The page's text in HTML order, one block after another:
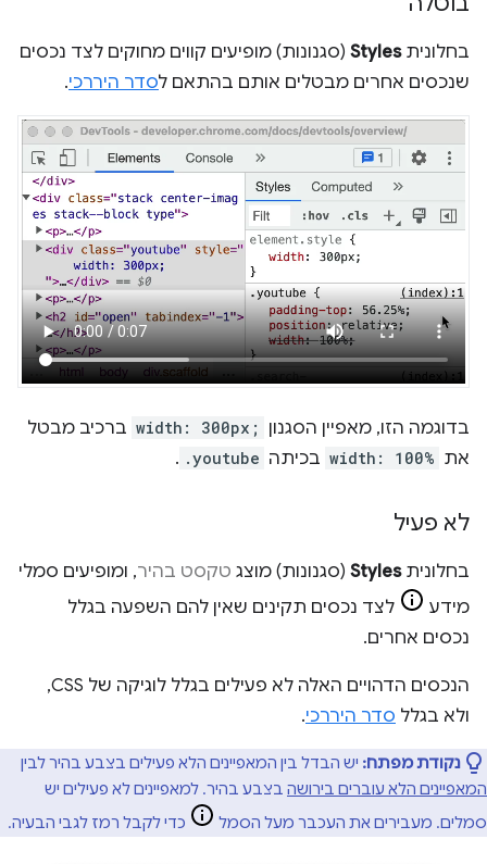
בחלוניתStyles (סגנונות) מופיעים קווים מחוקים לצד נכסים
שנכסים אחרים מבטלים אותם בהתאם לסדר היררכי.
בדוגמה הזו, מאפיין הסגנון width: 300px; ברכיב מבטל
את width: 100% בכיתה .youtube
.
לא פעיל
בחלוניתStyles (סגנונות) מוצג טקסט בהיר, ומופיעים סמלי
מידע
לצד נכסים תקינים שאין להם השפעה בגלל
נכסים אחרים.
הנכסים הדהויים האלה לא פעילים בגלל לוגיקה של CSS,
ולא בגלל סדר היררכי.
נקודת מפתח: יש הבדל בין המאפיינים הלא פעילים בצבע בהיר לבין
המאפיינים הלא עוברים בירושה בצבע בהיר. למאפיינים לא פעילים יש
סמלים. מעבירים את העכבר מעל הסמל
כדי לקבל רמז לגבי הבעיה.